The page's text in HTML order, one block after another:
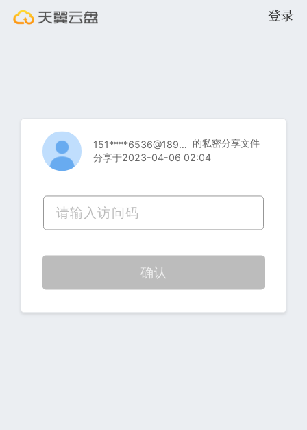
登录
151****6536@189.cn 的私密分享文件
分享于2023-04-06 02:04
确认